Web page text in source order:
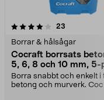
23
Borrar & hålsågar
Cocraft borrsats
5, 6, 8 och 10 mm, 5-
Borra snabbt och enkelt i
betong och murverk.
4.0 av 5 stjärnor